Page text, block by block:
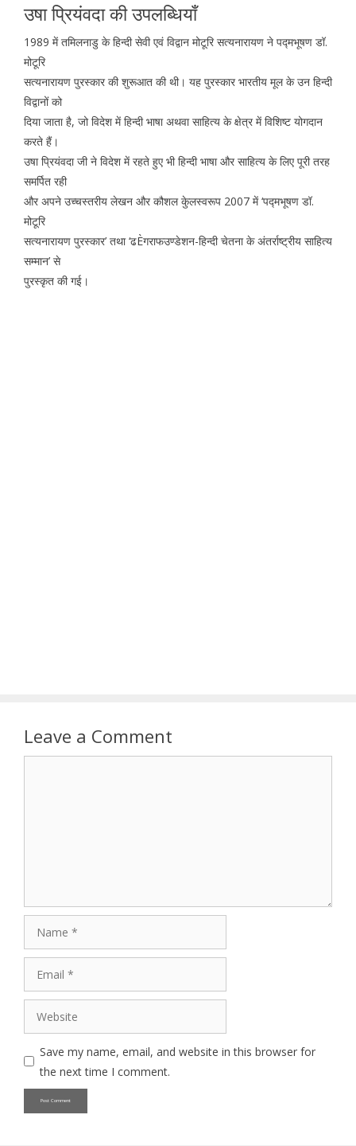
उषा प्रियंवदा की उपलब्धियाँ
1989 में तमिलनाडु के हिन्दी सेवी एवं विद्वान मोटूरि सत्यनारायण ने पद्मभूषण डॉ.
मोटूरि
सत्यनारायण पुरस्कार की शुरूआत की थी। यह पुरस्कार भारतीय मूल के उन हिन्दी
विद्वानों को
दिया जाता है, जो विदेश में हिन्दी भाषा अथवा साहित्य के क्षेत्र में विशिष्ट योगदान
करते हैं।
उषा प्रियंवदा जी ने विदेश में रहते हुए भी हिन्दी भाषा और साहित्य के लिए पूरी तरह
समर्पित रही
और अपने उच्चस्तरीय लेखन और कौशल केुलस्वरूप 2007 में ‘पद्मभूषण डॉ.
मोटूरि
सत्यनारायण पुरस्कार’ तथा ‘ढÈगराफउण्डेशन-हिन्दी चेतना के अंतर्राष्ट्रीय साहित्य
सम्मान’ से
पुरस्कृत की गई।
Leave a Comment
Save my name, email, and website in this browser for
the next time I comment.